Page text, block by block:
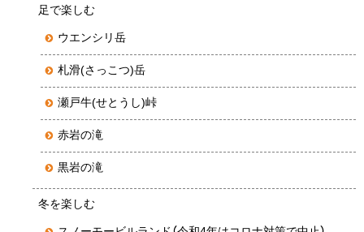
足で楽しむ
ウエンシリ岳
札滑(さっこつ)岳
瀬戸牛(せとうし)峠
赤岩の滝
黒岩の滝
冬を楽しむ